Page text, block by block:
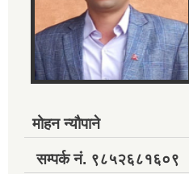
मोहन न्यौपाने
सम्पर्क नं. ९८५२६८१६०९